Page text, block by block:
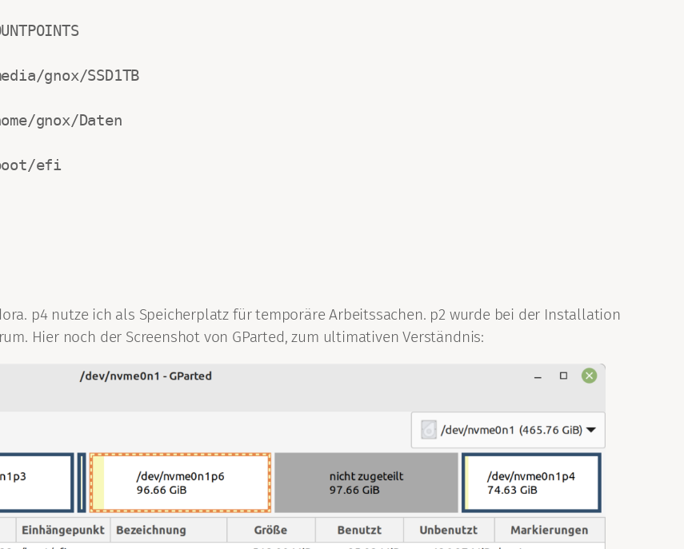
gnox/SSD1TB
gnox/Daten
efi
p4 nutze ich als Speicherplatz für temporäre Arbeitssachen. p2 wurde bei der Installation
Hier noch der Screenshot von GParted, zum ultimativen Verständnis: